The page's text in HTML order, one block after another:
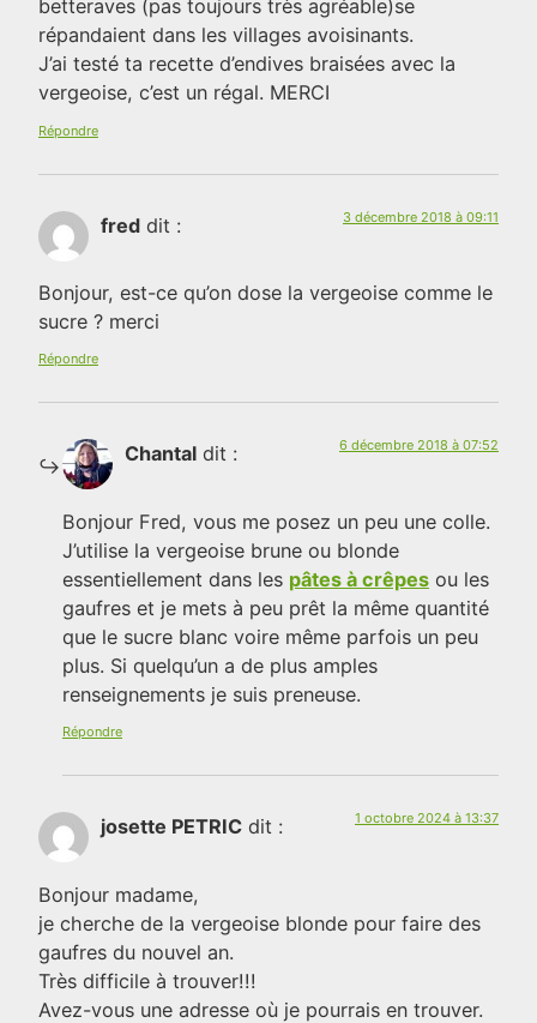
betteraves (pas toujours très agréable)se
répandaient dans les villages avoisinants.
J’ai testé ta recette d’endives braisées avec la
vergeoise, c’est un régal. MERCI
Répondre
fred dit : 3 décembre 2018 à 09:11
Bonjour, est-ce qu’on dose la vergeoise comme le
sucre ? merci
Répondre
Chantal dit : 6 décembre 2018 à 07:52
Bonjour Fred, vous me posez un peu une colle.
J’utilise la vergeoise brune ou blonde
essentiellement dans les pâtes à crêpes ou les
gaufres et je mets à peu prêt la même quantité
que le sucre blanc voire même parfois un peu
plus. Si quelqu’un a de plus amples
renseignements je suis preneuse.
Répondre
josette PETRIC dit : 1 octobre 2024 à 13:37
Bonjour madame,
je cherche de la vergeoise blonde pour faire des
gaufres du nouvel an.
Très difficile à trouver!!!
Avez-vous une adresse où je pourrais en trouver.